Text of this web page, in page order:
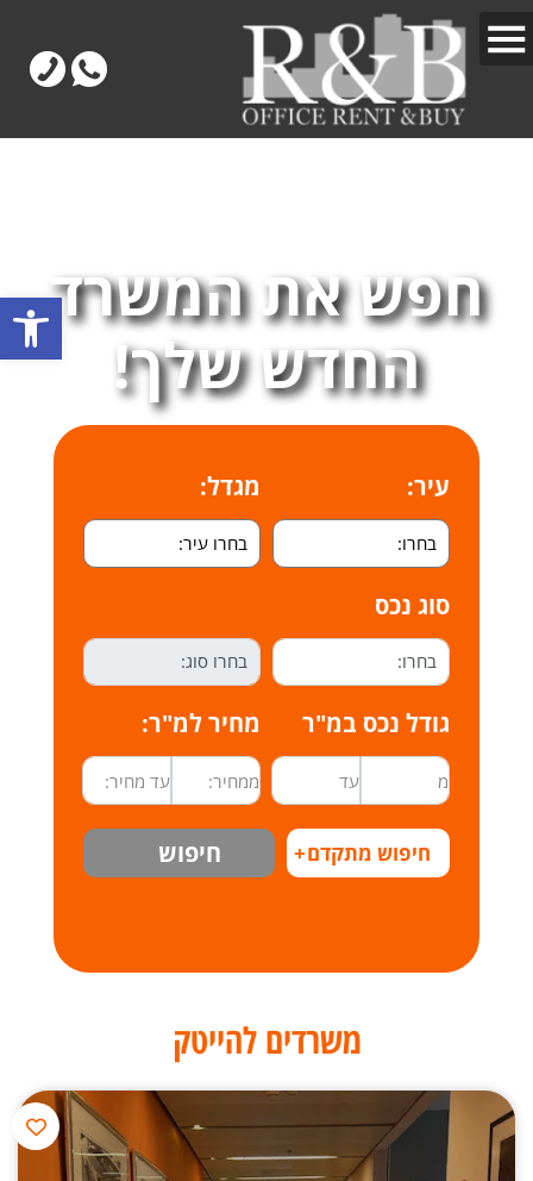
חפש את המשרד
החדש שלך!
עיר: מגדל:
סוג נכס
גודל נכס במ"ר מחיר למ"ר:
חיפוש מתקדם+ חיפוש
משרדים להייטק